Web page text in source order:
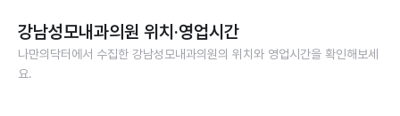
강남성모내과의원 위치·영업시간
나만의닥터에서 수집한 강남성모내과의원의 위치와 영업시간을 확인해보세
요.